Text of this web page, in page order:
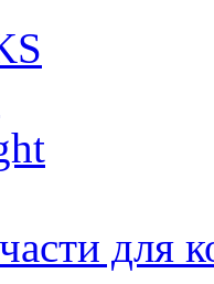
для